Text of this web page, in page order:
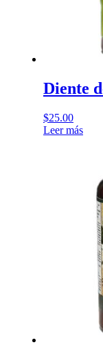
Diente
$25.00
Leer más